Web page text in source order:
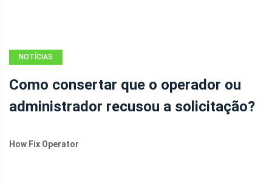
NOTÍCIAS
Como consertar que o operador ou
administrador recusou a solicitação?
How Fix Operator